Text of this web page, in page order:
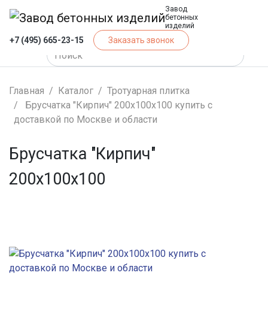
Завод
бетонных
изделий
+7 (495) 665-23-15 Заказать звонок
Главная Каталог
Тротуарная плитка
Брусчатка "Кирпич" 200х100х100 купить с
доставкой по Москве и области
Брусчатка "Кирпич"
200х100х100